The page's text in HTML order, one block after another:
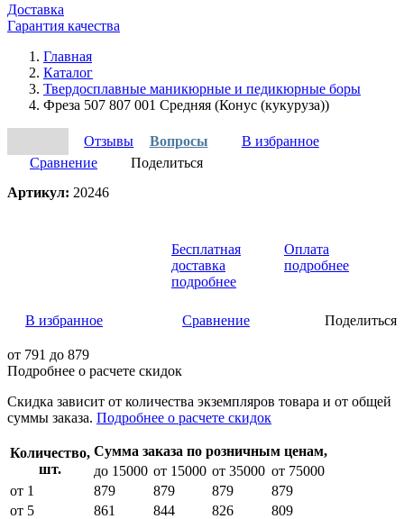
Доставка
Гарантия качества
Главная
Каталог
Твердосплавные маникюрные и педикюрные боры
Фреза 507 807 001 Средняя (Конус (кукуруза))
Отзывы Вопросы
В избранное
Сравнение
Поделиться
Артикул: 20246
Бесплатная
доставка
подробнее
Оплата
подробнее
В избранное Сравнение Поделиться
от 791 до 879
Подробнее о расчете скидок
Скидка зависит от количества экземпляров товара и от общей
суммы заказа. Подробнее о расчете скидок
Количество,
шт.
Сумма заказа по розничным ценам,
до 15000 от 15000 от 35000 от 75000
от 1
879 879 879
879
от 5
861 844 826
809